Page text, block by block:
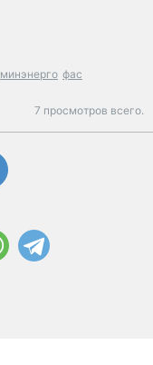
минэнерго фас
7 просмотров всего.